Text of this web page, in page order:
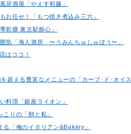
居酒屋「やえす初藤」
任せ！「もつ焼き煮込み三六」
彩膳 東京駅酔心」
気「海人酒房 〜うみんちゅしゅぼう〜」
はココ！
超える豊富なメニューの「カーブ･ド･オイ
料理「銀座ライオン」
りの「卵と私」
「俺のイタリアン&Bakery」